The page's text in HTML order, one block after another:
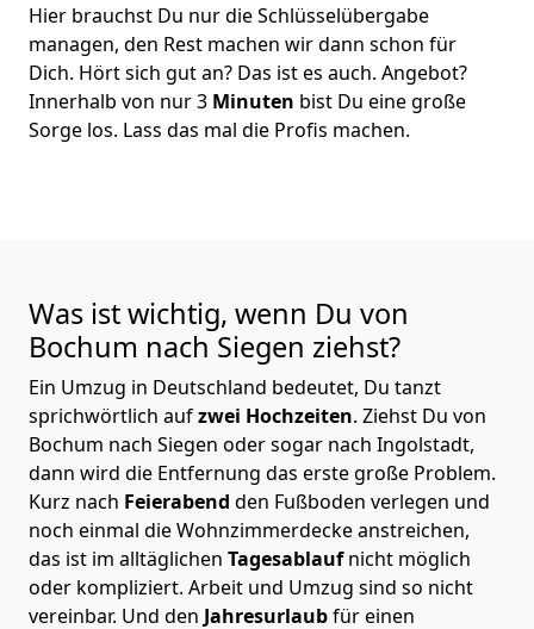
Hier brauchst Du nur die Schlüsselübergabe
managen, den Rest machen wir dann schon für
Dich. Hört sich gut an? Das ist es auch. Angebot?
Innerhalb von nur 3 Minuten bist Du eine große
Sorge los. Lass das mal die Profis machen.
Was ist wichtig, wenn Du von
Bochum nach Siegen ziehst?
Ein Umzug in Deutschland bedeutet, Du tanzt
sprichwörtlich aufzwei Hochzeiten. Ziehst Du von
Bochum nach Siegen oder sogar nach Ingolstadt,
dann wird die Entfernung das erste große Problem.
Kurz nach Feierabend den Fußboden verlegen und
noch einmal die Wohnzimmerdecke anstreichen,
das ist im alltäglichen Tagesablaufnicht möglich
oder kompliziert. Arbeit und Umzug sind so nicht
vereinbar. Und den Jahresurlaubfür einen